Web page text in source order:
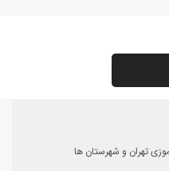
تهران و شهرستان ها